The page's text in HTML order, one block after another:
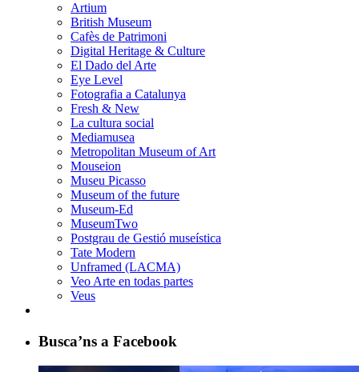
Artium
British Museum
Cafès de Patrimoni
Digital Heritage & Culture
El Dado del Arte
Eye Level
Fotografia a Catalunya
Fresh & New
La cultura social
Mediamusea
Metropolitan Museum of Art
Mouseion
Museu Picasso
Museum of the future
Museum-Ed
MuseumTwo
Postgrau de Gestió museística
Tate Modern
Unframed (LACMA)
Veo Arte en todas partes
Veus
Busca’ns a Facebook